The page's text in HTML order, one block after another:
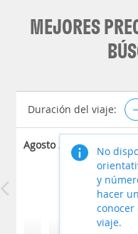
MEJORES
Duración del viaje:
Agosto 2026
No
y
hacer
conocer
viaje.